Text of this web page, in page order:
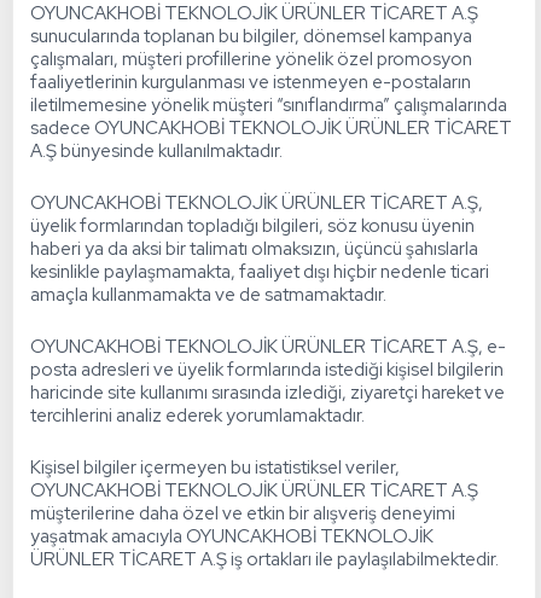
OYUNCAKHOBİ TEKNOLOJİK ÜRÜNLER TİCARET A.Ş
sunucularında toplanan bu bilgiler, dönemsel kampanya
çalışmaları, müşteri profillerine yönelik özel promosyon
faaliyetlerinin kurgulanması ve istenmeyen e-postaların
iletilmemesine yönelik müşteri “sınıflandırma” çalışmalarında
sadece OYUNCAKHOBİ TEKNOLOJİK ÜRÜNLER TİCARET
A.Ş bünyesinde kullanılmaktadır.
OYUNCAKHOBİ TEKNOLOJİK ÜRÜNLER TİCARET A.Ş,
üyelik formlarından topladığı bilgileri, söz konusu üyenin
haberi ya da aksi bir talimatı olmaksızın, üçüncü şahıslarla
kesinlikle paylaşmamakta, faaliyet dışı hiçbir nedenle ticari
amaçla kullanmamakta ve de satmamaktadır.
OYUNCAKHOBİ TEKNOLOJİK ÜRÜNLER TİCARET A.Ş, e-
posta adresleri ve üyelik formlarında istediği kişisel bilgilerin
haricinde site kullanımı sırasında izlediği, ziyaretçi hareket ve
tercihlerini analiz ederek yorumlamaktadır.
Kişisel bilgiler içermeyen bu istatistiksel veriler,
OYUNCAKHOBİ TEKNOLOJİK ÜRÜNLER TİCARET A.Ş
müşterilerine daha özel ve etkin bir alışveriş deneyimi
yaşatmak amacıyla OYUNCAKHOBİ TEKNOLOJİK
ÜRÜNLER TİCARET A.Ş iş ortakları ile paylaşılabilmektedir.